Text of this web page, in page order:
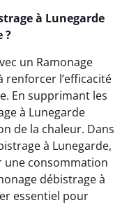
à Lunegarde
?
un Ramonage
renforcer l’efficacité
En supprimant les
à Lunegarde
de la chaleur. Dans
à Lunegarde,
une consommation
débistrage à
essentiel pour